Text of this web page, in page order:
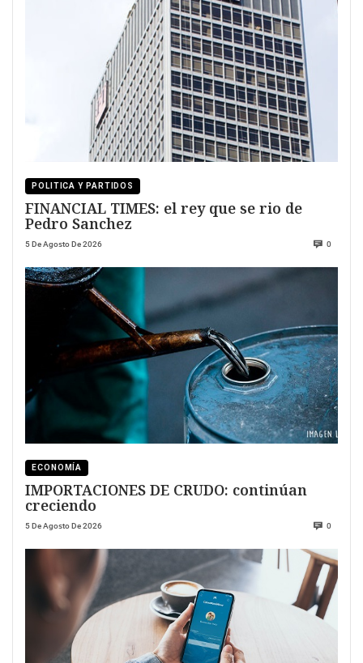
POLITICA Y PARTIDOS
FINANCIAL TIMES: el rey que se rio de
Pedro Sanchez
5 De Agosto De 2026 0
ECONOMÍA
IMPORTACIONES DE CRUDO: continúan
creciendo
5 De Agosto De 2026 0